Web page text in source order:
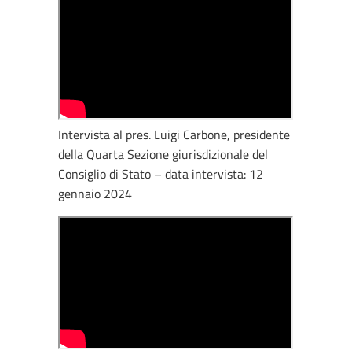
Intervista al pres. Luigi Carbone, presidente
della Quarta Sezione giurisdizionale del
Consiglio di Stato – data intervista: 12
gennaio 2024